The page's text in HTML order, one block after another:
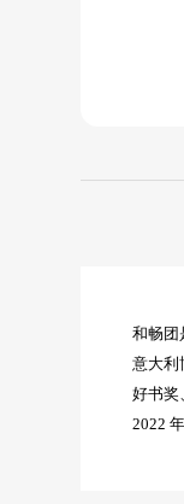
和畅团
意大利
好书奖
2022